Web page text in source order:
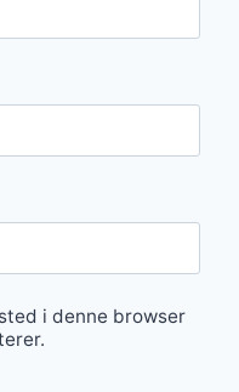
i denne browser